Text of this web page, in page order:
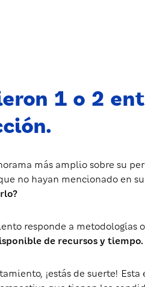
1 o 2
más amplio sobre su
no hayan mencionado en
responde a metodologías
de recursos y tiempo.
¡estás de suerte!